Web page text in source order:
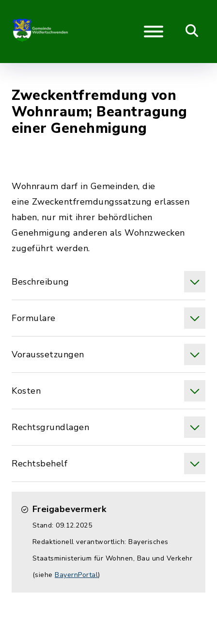
Zweckentfremdung von
Wohnraum; Beantragung
einer Genehmigung
Wohnraum darf in Gemeinden, die
eine Zweckentfremdungssatzung erlassen
haben, nur mit ihrer behördlichen
Genehmigung anderen als Wohnzwecken
zugeführt werden.
Beschreibung
Formulare
Voraussetzungen
Kosten
Rechtsgrundlagen
Rechtsbehelf
Freigabevermerk
Stand: 09.12.2025
Redaktionell verantwortlich: Bayerisches
Staatsministerium für Wohnen, Bau und Verkehr
(siehe BayernPortal)